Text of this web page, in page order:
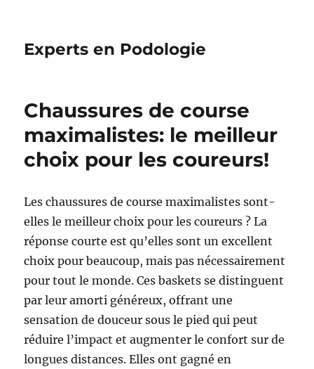
Experts en Podologie
Chaussures de course
maximalistes: le meilleur
choix pour les coureurs!
Les chaussures de course maximalistes sont-
elles le meilleur choix pour les coureurs ? La
réponse courte est qu’elles sont un excellent
choix pour beaucoup, mais pas nécessairement
pour tout le monde. Ces baskets se distinguent
par leur amorti généreux, offrant une
sensation de douceur sous le pied qui peut
réduire l’impact et augmenter le confort sur de
longues distances. Elles ont gagné en